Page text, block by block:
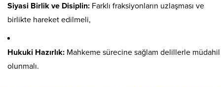
Siyasi Birlik ve Disiplin: Farklı fraksiyonların uzlaşması ve
birlikte hareket edilmeli,
Hukuki Hazırlık: Mahkeme sürecine sağlam delillerle müdahil
olunmalı.